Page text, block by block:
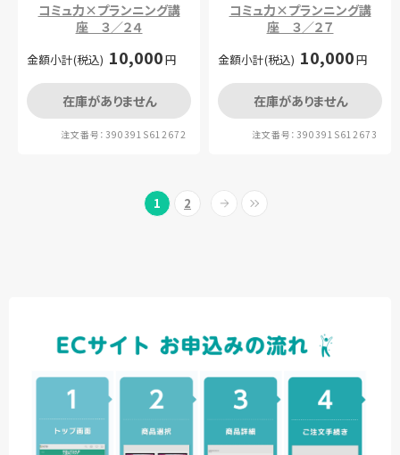
コミュ力×プランニング講
座 ３／２４
金額小計(税込) 10,000円
在庫がありません
注文番号：390391S612672
コミュ力×プランニング講
座 ３／２７
金額小計(税込) 10,000円
在庫がありません
注文番号：390391S612673
1 2